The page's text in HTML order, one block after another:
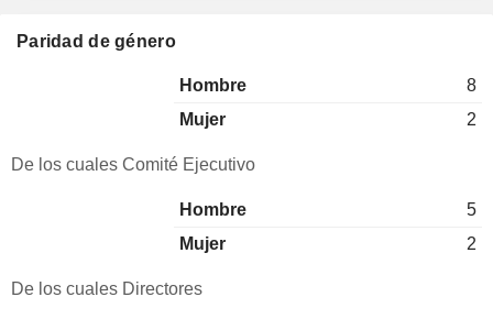
Paridad de género
Hombre
8
Mujer
2
De los cuales Comité Ejecutivo
Hombre
5
Mujer
2
De los cuales Directores